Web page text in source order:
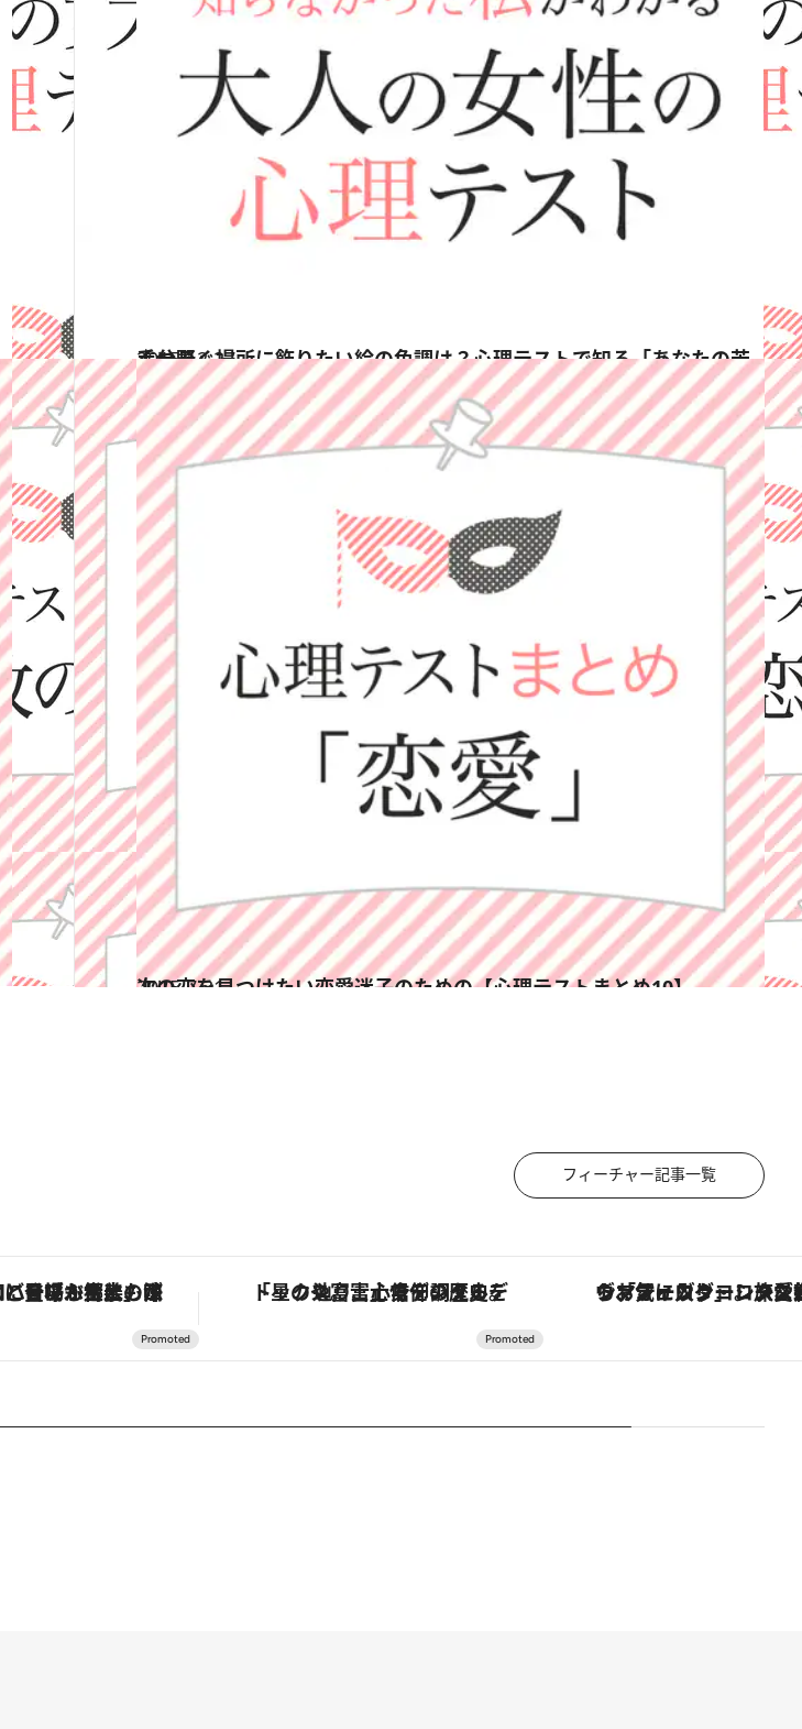
2015.12.27
くつろぐ場所に飾りたい絵の色調は？心理テストで知る「あなたの苦手分野」
占い
2015.7.31
次の恋を見つけたい恋愛迷子のための【心理テストまとめ10】
占い
フィーチャー記事一覧
「土佐和ハーブかき氷」がOMO7高知に登場！生姜、山椒、大葉など目にも舌にも涼を呼ぶ郷土の味 「星のや富士」でデジタルデトックス。冨士信仰の歴史を辿り、心身を調える。